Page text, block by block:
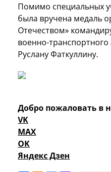
Помимо специальных
была вручена медаль
Отечеством»
военно-
Руслану Фаткуллину.
Добро пожаловать в
VK
MAX
OK
Яндекс Дзен